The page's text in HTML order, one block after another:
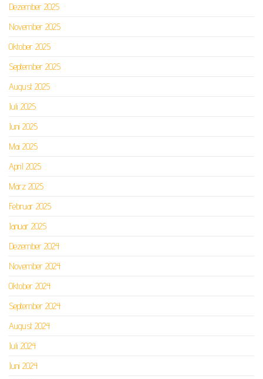
Dezember 2025
November 2025
Oktober 2025
September 2025
August 2025
Juli 2025
Juni 2025
Mai 2025
April 2025
März 2025
Februar 2025
Januar 2025
Dezember 2024
November 2024
Oktober 2024
September 2024
August 2024
Juli 2024
Juni 2024